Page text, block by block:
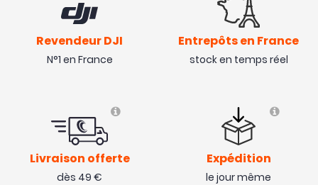
Revendeur DJI
N°1 en France
Entrepôts en France
stock en temps réel
Livraison offerte
dès 49 €
Expédition
le jour même